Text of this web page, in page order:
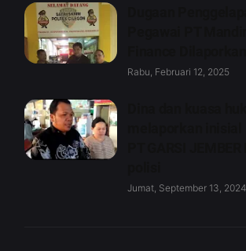
Rabu, Februari 12, 2025
Jumat, September 13, 2024